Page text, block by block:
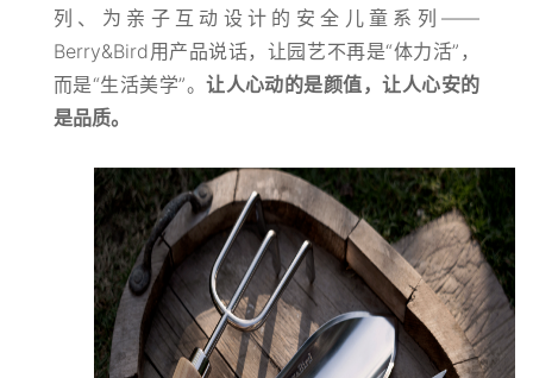
列、为亲子互动设计的安全儿童系列——
Berry&Bird用产品说话，让园艺不再是“体力活”，
而是“生活美学”。让人心动的是颜值，让人心安的
是品质。